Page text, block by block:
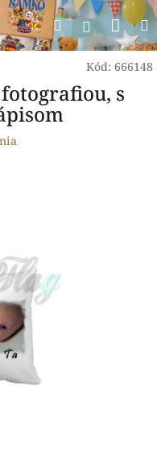
Hľadať
Kód: 666148
s